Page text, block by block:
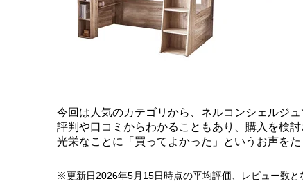
今回は人気のカテゴリから、ネルコンシェルジ
評判や口コミからわかることもあり、購入を検
光栄なことに「買ってよかった」というお声を
※更新日2026年5月15日時点の平均評価、レビュー数と